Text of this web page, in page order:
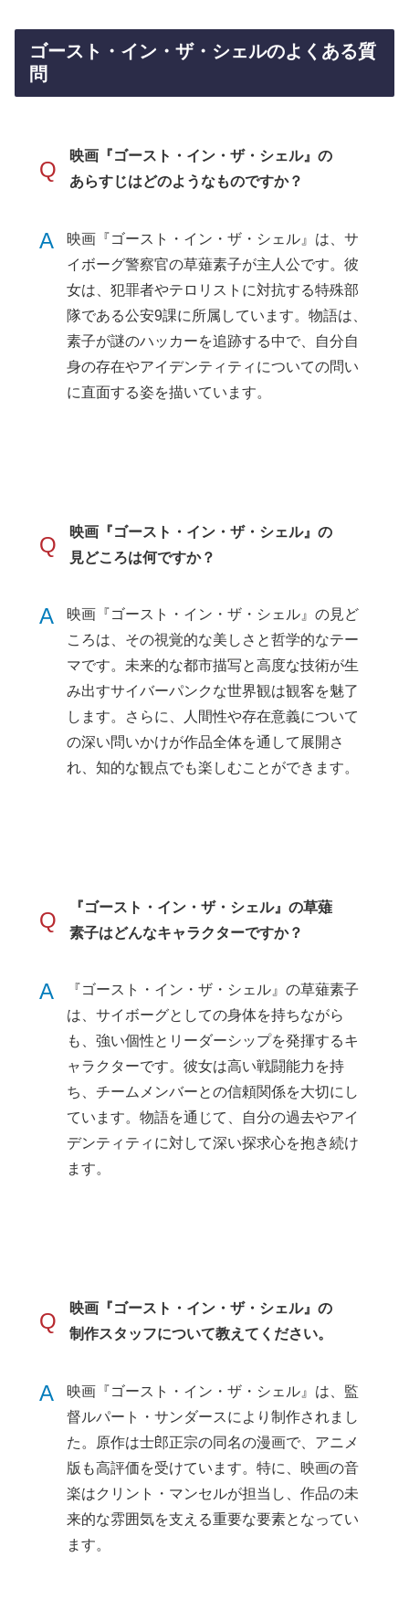
ゴースト・イン・ザ・シェルのよくある質
問
Q
映画『ゴースト・イン・ザ・シェル』の
あらすじはどのようなものですか？
A
映画『ゴースト・イン・ザ・シェル』は、サ
イボーグ警察官の草薙素子が主人公です。彼
女は、犯罪者やテロリストに対抗する特殊部
隊である公安9課に所属しています。物語は、
素子が謎のハッカーを追跡する中で、自分自
身の存在やアイデンティティについての問い
に直面する姿を描いています。
Q
映画『ゴースト・イン・ザ・シェル』の
見どころは何ですか？
A
映画『ゴースト・イン・ザ・シェル』の見ど
ころは、その視覚的な美しさと哲学的なテー
マです。未来的な都市描写と高度な技術が生
み出すサイバーパンクな世界観は観客を魅了
します。さらに、人間性や存在意義について
の深い問いかけが作品全体を通して展開さ
れ、知的な観点でも楽しむことができます。
Q
『ゴースト・イン・ザ・シェル』の草薙
素子はどんなキャラクターですか？
A
『ゴースト・イン・ザ・シェル』の草薙素子
は、サイボーグとしての身体を持ちながら
も、強い個性とリーダーシップを発揮するキ
ャラクターです。彼女は高い戦闘能力を持
ち、チームメンバーとの信頼関係を大切にし
ています。物語を通じて、自分の過去やアイ
デンティティに対して深い探求心を抱き続け
ます。
Q
映画『ゴースト・イン・ザ・シェル』の
制作スタッフについて教えてください。
A
映画『ゴースト・イン・ザ・シェル』は、監
督ルパート・サンダースにより制作されまし
た。原作は士郎正宗の同名の漫画で、アニメ
版も高評価を受けています。特に、映画の音
楽はクリント・マンセルが担当し、作品の未
来的な雰囲気を支える重要な要素となってい
ます。